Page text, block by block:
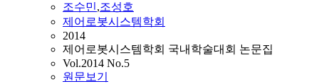
조수민,조성호
제어로봇시스템학회
2014
제어로봇시스템학회 국내학술대회 논문집
Vol.2014 No.5
원문보기